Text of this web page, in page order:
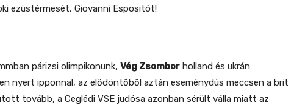
ezüstérmesét, Giovanni Espositót!
párizsi olimpikonunk, Vég Zsombor holland és ukrán
nyert ipponnal, az elődöntőből aztán eseménydús meccsen a brit
tovább, a Ceglédi VSE judósa azonban sérült válla miatt az